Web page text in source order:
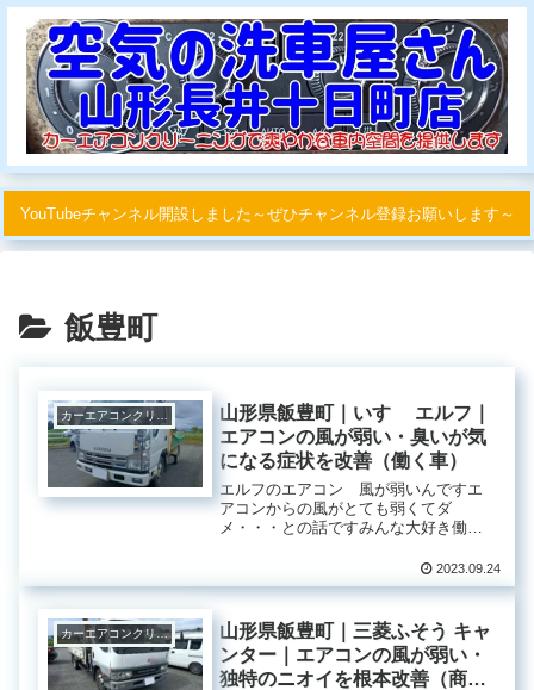
YouTubeチャンネル開設しました～ぜひチャンネル登録お願いします～
飯豊町
山形県飯豊町｜いすゞ エルフ｜
エアコンの風が弱い・臭いが気
になる症状を改善（働く車）
エルフのエアコン 風が弱いんですエ
アコンからの風がとても弱くてダ
メ・・・との話ですみんな大好き働く
いるのに、トラックのエアコンにはフ
ィルターが設置されていません。あっ
る程度...
2023.09.24
カーエアコンクリーニング
山形県飯豊町｜三菱ふそう キャ
ンター｜エアコンの風が弱い・
独特のニオイを根本改善（商用